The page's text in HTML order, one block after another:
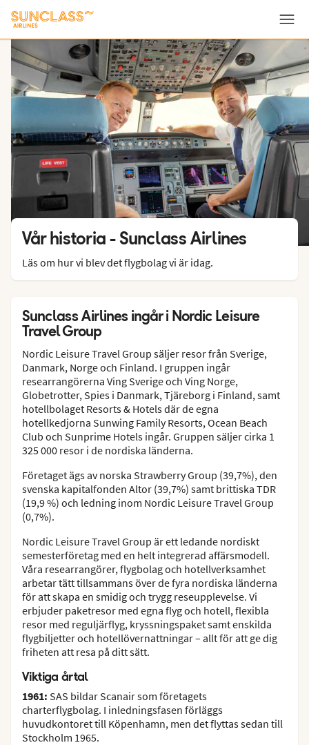
Meny
Vår historia - Sunclass Airlines
Läs om hur vi blev det flygbolag vi är idag.
Sunclass Airlines ingår i Nordic Leisure
Travel Group
Nordic Leisure Travel Group säljer resor från Sverige,
Danmark, Norge och Finland. I gruppen ingår
researrangörerna Ving Sverige och Ving Norge,
Globetrotter, Spies i Danmark, Tjäreborg i Finland, samt
hotellbolaget Resorts & Hotels där de egna
hotellkedjorna Sunwing Family Resorts, Ocean Beach
Club och Sunprime Hotels ingår. Gruppen säljer cirka 1
325 000 resor i de nordiska länderna.
Företaget ägs av norska Strawberry Group (39,7%), den
svenska kapitalfonden Altor (39,7%) samt brittiska TDR
(19,9 %) och ledning inom Nordic Leisure Travel Group
(0,7%).
Nordic Leisure Travel Group är ett ledande nordiskt
semesterföretag med en helt integrerad affärsmodell.
Våra researrangörer, flygbolag och hotellverksamhet
arbetar tätt tillsammans över de fyra nordiska länderna
för att skapa en smidig och trygg reseupplevelse. Vi
erbjuder paketresor med egna flyg och hotell, flexibla
resor med reguljärflyg, kryssningspaket samt enskilda
flygbiljetter och hotellövernattningar – allt för att ge dig
friheten att resa på ditt sätt.
Viktiga årtal
1961: SAS bildar Scanair som företagets
charterflygbolag. I inledningsfasen förläggs
huvudkontoret till Köpenhamn, men det flyttas sedan till
Stockholm 1965.